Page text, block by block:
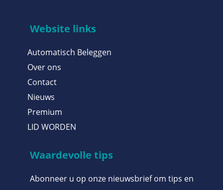
Website links
Automatisch Beleggen
Over ons
Contact
Nieuws
Premium
LID WORDEN
Waardevolle tips
Abonneer u op onze nieuwsbrief om tips en